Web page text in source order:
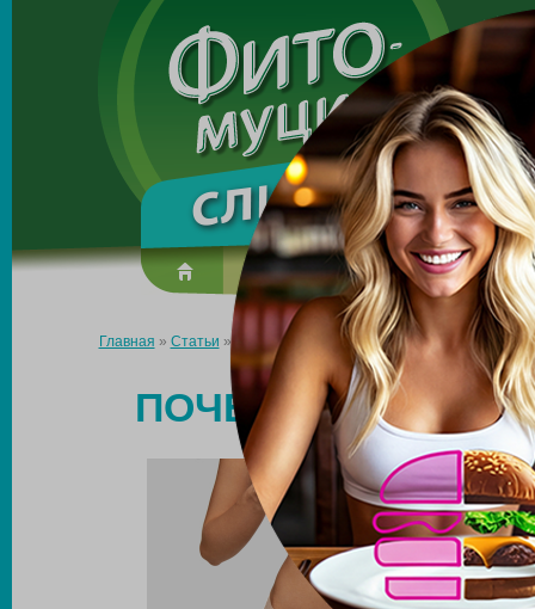
Made in the UK
О препарате Усиль эффект
Главная » Статьи »Почему не уходит жир с низа живота?
ПОЧЕМУ НЕ